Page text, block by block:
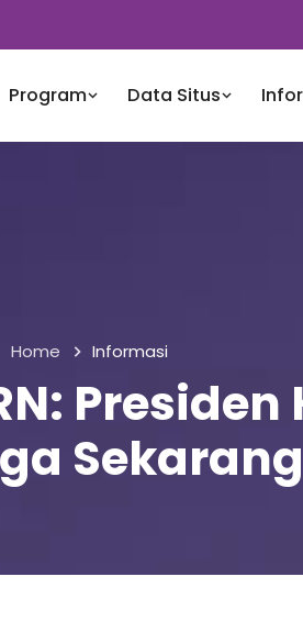
Program Data Situs
Home Informasi